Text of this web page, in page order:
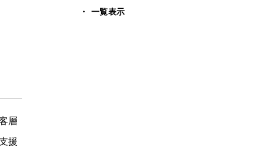
一覧表示
層
援